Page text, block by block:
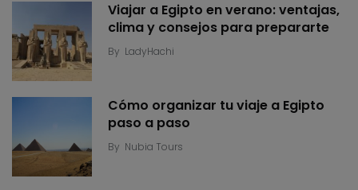
Viajar a Egipto en verano: ventajas,
clima y consejos para prepararte
By LadyHachi
Cómo organizar tu viaje a Egipto
paso a paso
By Nubia Tours